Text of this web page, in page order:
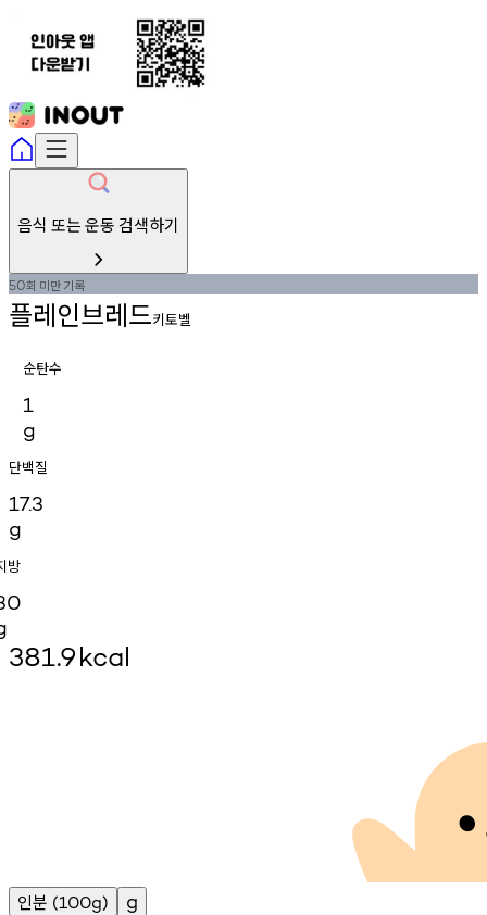
음식 또는 운동 검색하기
50회 미만기록
플레인브레드키토벨
순탄수
1
g
단백질
17.3
g
방
381.9kcal
인분 (100g) g